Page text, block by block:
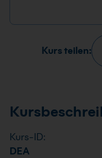
Kurs teilen:
Kurs-ID:
DEA